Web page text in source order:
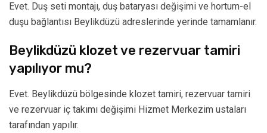
Evet. Duş seti montajı, duş bataryası değişimi ve hortum-el
duşu bağlantısı Beylikdüzü adreslerinde yerinde tamamlanır.
Beylikdüzü klozet ve rezervuar tamiri
yapılıyor mu?
Evet. Beylikdüzü bölgesinde klozet tamiri, rezervuar tamiri
ve rezervuar iç takımı değişimi Hizmet Merkezim ustaları
tarafından yapılır.